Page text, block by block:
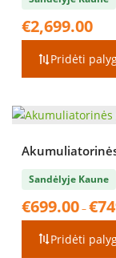
€2,699.00
Pridėti
Sandėlyje Kaune
€699.00–€
Pridėti